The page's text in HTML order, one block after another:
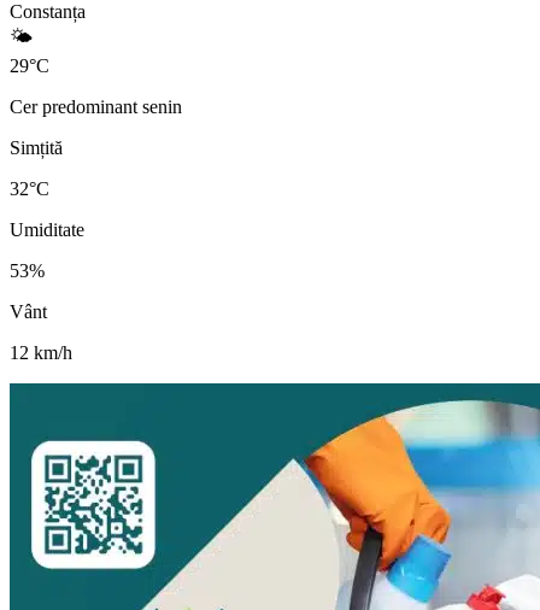
Constanța
🌤️
29°C
Cer predominant senin
Simțită
32°C
Umiditate
53%
Vânt
12 km/h